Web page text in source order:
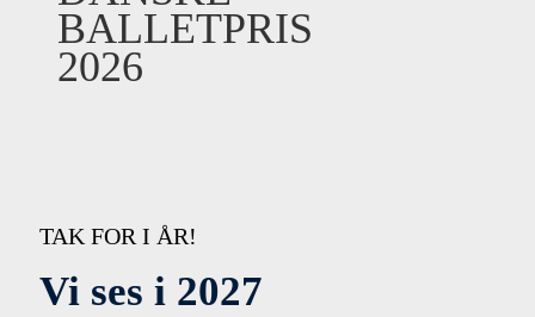
BALLETPRIS
2026
TAK FOR I ÅR!
Vi ses i 2027